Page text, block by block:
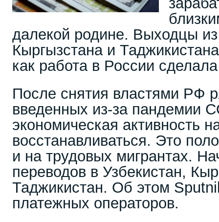
далекой родине. Выходцы из
Кыргызстана и
как работа в России
После снятия властями РФ
введенных из-за пандемии
экономическая активность
восстанавливаться. Это
и на трудовых мигрантах.
переводов в Узбекистан,
Таджикистан. Об этом
платежных операторов.